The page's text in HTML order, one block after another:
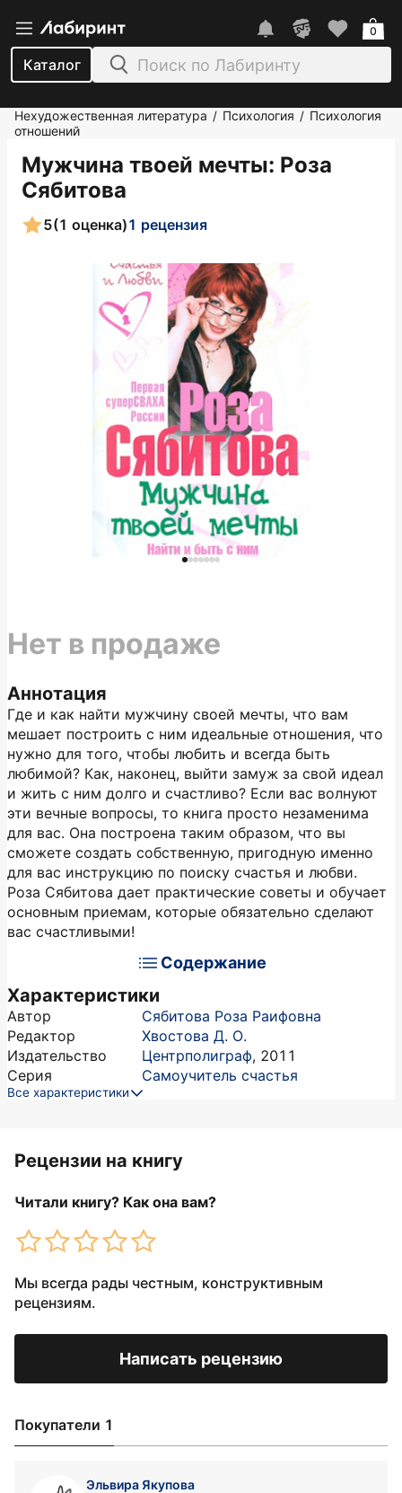
Каталог
0
Нехудожественная литература / Психология / Психология
отношений
Мужчина твоей мечты: Роза
Сябитова
5(1 оценка)1 рецензия
Аннотация
Где и как найти мужчину своей мечты, что вам
мешает построить с ним идеальные отношения, что
нужно для того, чтобы любить и всегда быть
любимой? Как, наконец, выйти замуж за свой идеал
и жить с ним долго и счастливо? Если вас волнуют
эти вечные вопросы, то книга просто незаменима
для вас. Она построена таким образом, что вы
сможете создать собственную, пригодную именно
для вас инструкцию по поиску счастья и любви.
Роза Сябитова дает практические советы и обучает
основным приемам, которые обязательно сделают
вас счастливыми!
Содержание
Характеристики
Автор
Сябитова Роза Раифовна
Редактор
Хвостова Д. О.
Издательство
Центрполиграф, 2011
Серия
Самоучитель счастья
Все характеристики
Нет в продаже
Рецензии на книгу
Читали книгу? Как она вам?
Мы всегда рады честным, конструктивным
рецензиям.
Написать рецензию
Покупатели 1
Эльвира Якупова